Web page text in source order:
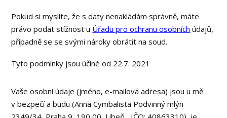
Pokud si myslíte, že s daty nenakládám správně, máte
právo podat stížnost u Úřadu pro ochranu osobních údajů,
případně se se svými nároky obrátit na soud.
Tyto podmínky jsou účiné od 22.7. 2021
Vaše osobní údaje (jméno, e-mailová adresa) jsou u mě
v bezpečí a budu (Anna Cymbalista Podvinný mlýn